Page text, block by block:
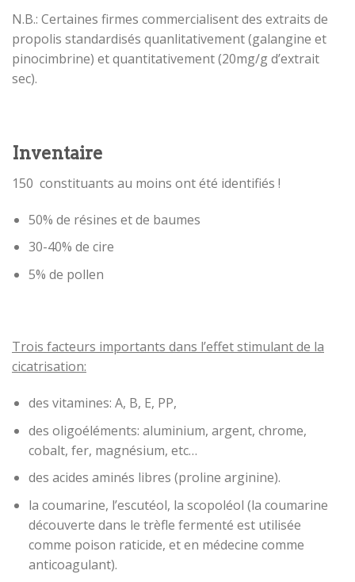
N.B.: Certaines firmes commercialisent des extraits de
propolis standardisés quanlitativement (galangine et
pinocimbrine) et quantitativement (20mg/g d’extrait
sec).
Inventaire
150 constituants au moins ont été identifiés !
50% de résines et de baumes
30-40% de cire
5% de pollen
Trois facteurs importants dans l’effet stimulant de la
cicatrisation:
des vitamines: A, B, E, PP,
des oligoéléments: aluminium, argent, chrome,
cobalt, fer, magnésium, etc…
des acides aminés libres (proline arginine).
la coumarine, l’escutéol, la scopoléol (la coumarine
découverte dans le trèfle fermenté est utilisée
comme poison raticide, et en médecine comme
anticoagulant).